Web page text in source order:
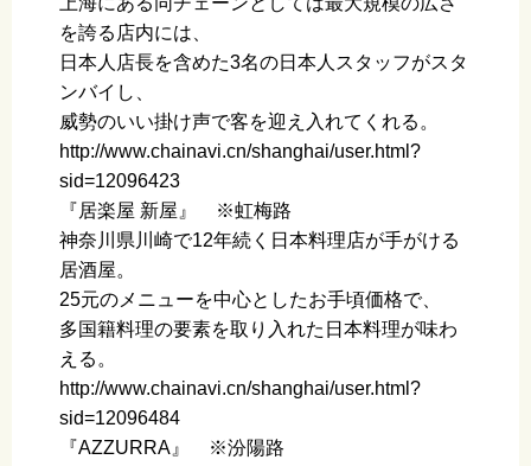
を誇る店内には、
日本人店長を含めた3名の日本人スタッフがスタ
ンバイし、
威勢のいい掛け声で客を迎え入れてくれる。
http://www.chainavi.cn/shanghai/user.html?
sid=12096423
『居楽屋 新屋』 ※虹梅路
神奈川県川崎で12年続く日本料理店が手がける
居酒屋。
25元のメニューを中心としたお手頃価格で、
多国籍料理の要素を取り入れた日本料理が味わ
える。
http://www.chainavi.cn/shanghai/user.html?
sid=12096484
『AZZURRA』 ※汾陽路